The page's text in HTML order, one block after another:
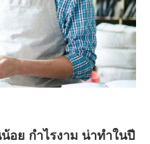
อย กำไรงาม น่าทำในปี